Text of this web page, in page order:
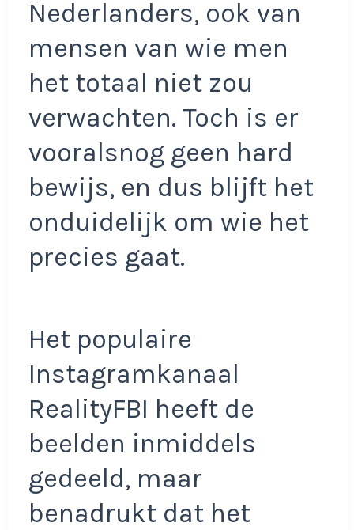
Nederlanders, ook van
mensen van wie men
het totaal niet zou
verwachten. Toch is er
vooralsnog geen hard
bewijs, en dus blijft het
onduidelijk om wie het
precies gaat.
Het populaire
Instagramkanaal
RealityFBI heeft de
beelden inmiddels
gedeeld, maar
benadrukt dat het